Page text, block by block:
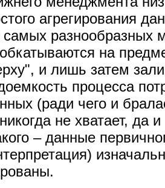
агрегирования
самых разнообразных
на
и лишь затем
процесса
(ради чего и
не хватает, да
– данные